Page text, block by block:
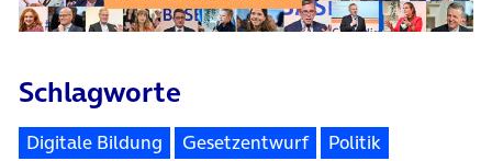
Schlagworte
Digitale Bildung Gesetzentwurf
Politik